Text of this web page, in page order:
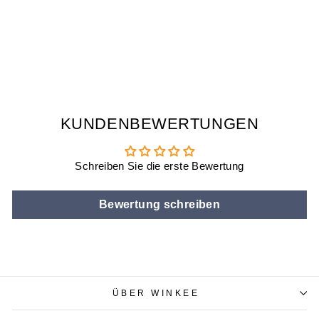
KUNDENBEWERTUNGEN
Schreiben Sie die erste Bewertung
Bewertung schreiben
ÜBER WINKEE